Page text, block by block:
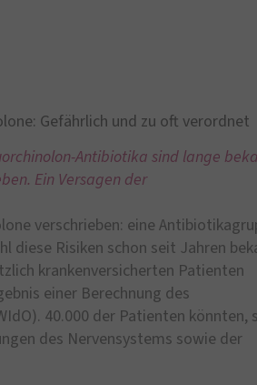
Gefährlich und zu oft verordnet
Antibiotika sind lange
Ein Versagen der
verschrieben: eine
diese Risiken schon seit Jahren
krankenversicherten Patienten
einer Berechnung des
40.000 der Patienten könnten,
des Nervensystems sowie der